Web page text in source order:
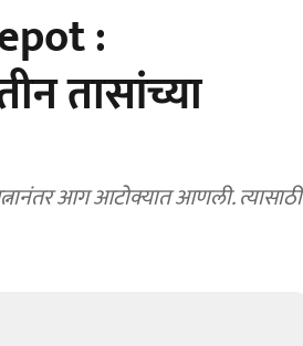
:
तासांच्या
आग आटोक्यात आणली. त्यासाठी